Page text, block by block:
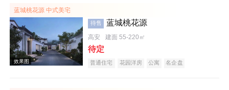
蓝城桃花源 中式美宅
待售 蓝城桃花源
高安 建面 55-220㎡
待定
普通住宅 花园洋房 公寓 名企盘